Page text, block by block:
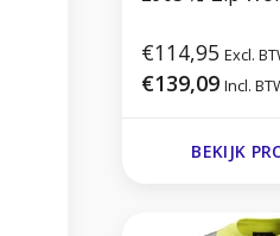
€114,95 Excl.
€139,09 Incl.
BEKIJK